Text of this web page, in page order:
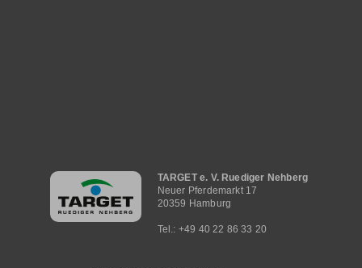
Hauptnavigation
TARGET e. V. Ruediger Nehberg
Neuer Pferdemarkt 17
20359 Hamburg
Tel.: +49 40 22 86 33 20